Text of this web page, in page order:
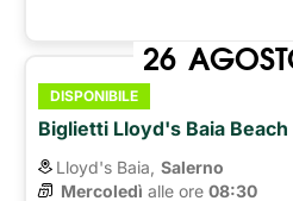
26
DISPONIBILE
Biglietti Lloyd's Baia
Lloyd's Baia, Salerno
Mercoledì alle ore 08:30